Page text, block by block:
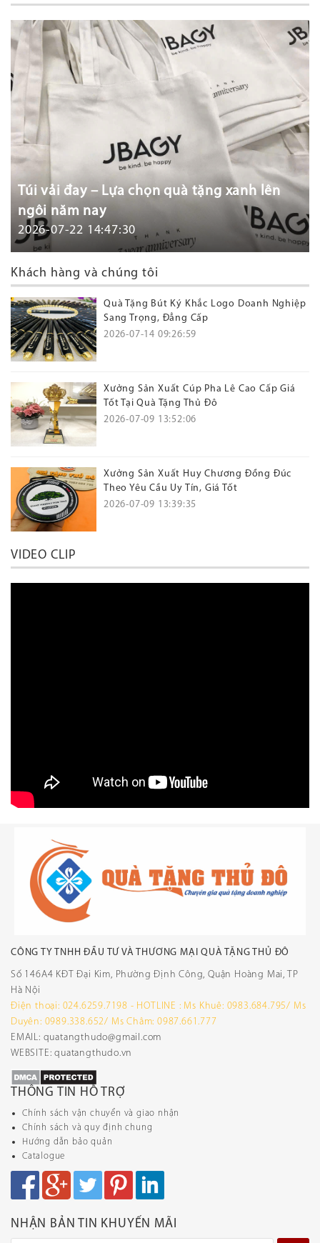
Túi vải đay – Lựa chọn quà tặng xanh lên
ngôi năm nay
2026-07-22 14:47:30
Khách hàng và chúng tôi
Quà Tặng Bút Ký Khắc Logo Doanh Nghiệp
Sang Trọng, Đẳng Cấp
2026-07-14 09:26:59
Xưởng Sản Xuất Cúp Pha Lê Cao Cấp Giá
Tốt Tại Quà Tặng Thủ Đô
2026-07-09 13:52:06
Xưởng Sản Xuất Huy Chương Đồng Đúc
Theo Yêu Cầu Uy Tín, Giá Tốt
2026-07-09 13:39:35
VIDEO CLIP
CÔNG TY TNHH ĐẦU TƯ VÀ THƯƠNG MẠI QUÀ TẶNG THỦ ĐÔ
Số 146A4 KĐT Đại Kim, Phường Định Công, Quận Hoàng Mai, TP
Hà Nội
Điện thoại: 024.6259.7198 - HOTLINE : Ms Khuê: 0983.684.795/ Ms
Duyên: 0989.338.652/ Ms Châm: 0987.661.777
EMAIL: quatangthudo@gmail.com
WEBSITE: quatangthudo.vn
THÔNG TIN HỖ TRỢ
Chính sách vận chuyển và giao nhận
Chính sách và quy định chung
Hướng dẫn bảo quản
Catalogue
NHẬN BẢN TIN KHUYẾN MÃI